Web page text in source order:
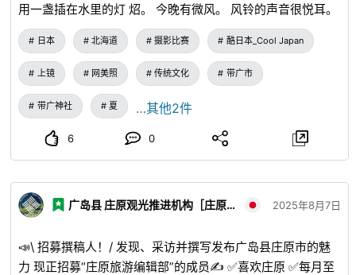
用一盏插在水里的灯 炤。 今晚有微风。 风铃的声音很悦耳。
日本 北海道 摄影比赛 酷日本_Cool Japan
上镜 网美照 传统文化 带广市
带广神社 夏 …其他2件
6 0
广岛县 庄原观光推进机构［庄原DMO］ 2025年8月7日
📣\ 招募撰稿人！/ 发现、采访并撰写发布广岛县庄原市的魅
力 现正招募“庄原旅游编辑部”的成员✍️ ✅喜欢庄原 ✅每月至